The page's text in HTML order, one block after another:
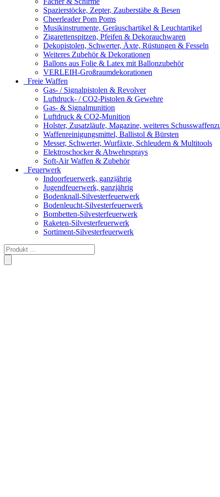
Spazierstöcke, Zepter, Zauberstäbe & Besen
Cheerleader Pom Poms
Musikinstrumente, Geräuschartikel & Leuchtartikel
Zigarettenspitzen, Pfeifen & Dekorauchwaren
Dekopistolen, Schwerter, Äxte, Rüstungen & Fesseln
Weiteres Zubehör & Dekorationen
Ballons aus Folie & Latex mit Ballonzubehör
VERLEIH-Großraumdekorationen
Freie Waffen
Gas- / Signalpistolen & Revolver
Luftdruck- / CO2-Pistolen & Gewehre
Gas- & Signalmunition
Luftdruck & CO2-Munition
Holster, Zusatzläufe, Magazine, weiteres
Waffenreinigungsmittel, Ballistol & Bürsten
Messer, Schwerter, Wurfäxte, Schleudern & Multitools
Elektroschocker & Abwehrsprays
Soft-Air Waffen & Zubehör
Feuerwerk
Indoorfeuerwerk, ganzjährig
Jugendfeuerwerk, ganzjährig
Bodenknall-Silvesterfeuerwerk
Bodenleucht-Silvesterfeuerwerk
Bombetten-Silvesterfeuerwerk
Raketen-Silvesterfeuerwerk
Sortiment-Silvesterfeuerwerk
Products
search